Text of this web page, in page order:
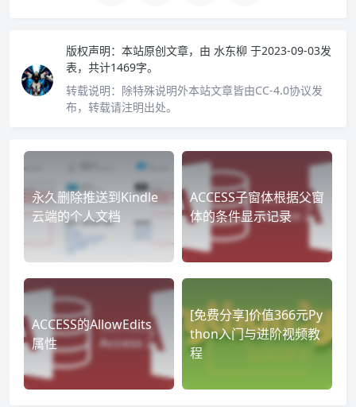
版权声明： 本站原创文章，由 水东柳 于2023-09-03发
表，共计1469字。
转载说明： 除特殊说明外本站文章皆由CC-4.0协议发
布，转载请注明出处。
永久删除推送到Kindle
云端的个人文档
ACCESS子窗体根据父窗
体的条件显示记录
ACCESS的AllowEdits
属性
[免费分享]价值366元Py
thon入门与进阶视频教
程